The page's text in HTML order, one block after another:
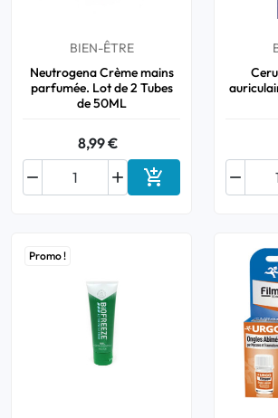
BIEN-ÊTRE
Neutrogena Crème mains
parfumée. Lot de 2 Tubes
de 50ML
8,99 €

 Ajouter au panier

Promo !